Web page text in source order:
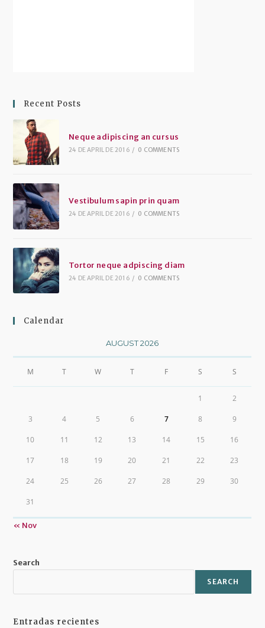
Recent Posts
Neque adipiscing an cursus
24 DE APRIL DE 2016 / 0 COMMENTS
Vestibulum sapin prin quam
24 DE APRIL DE 2016 / 0 COMMENTS
Tortor neque adpiscing diam
24 DE APRIL DE 2016 / 0 COMMENTS
Calendar
AUGUST 2026
M T W T F S S
1 2
3 4 5 6 7 8 9
10 11 12 13 14 15 16
17 18 19 20 21 22 23
24 25 26 27 28 29 30
31
« Nov
Search
SEARCH
Entradas recientes